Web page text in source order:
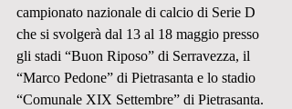
campionato nazionale di calcio di Serie D
che si svolgerà dal 13 al 18 maggio presso
gli stadi “Buon Riposo” di Serravezza, il
“Marco Pedone” di Pietrasanta e lo stadio
“Comunale XIX Settembre” di Pietrasanta.